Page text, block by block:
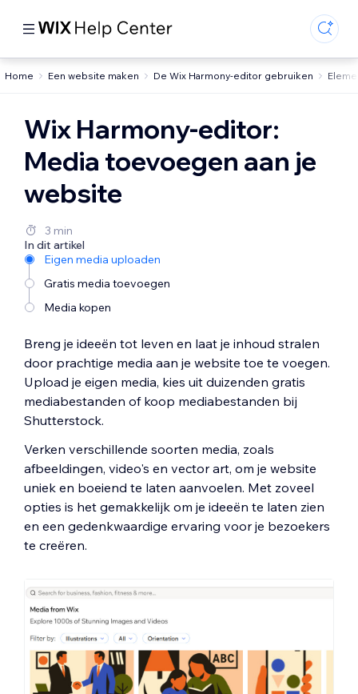
Home Een website maken De Wix Harmony-editor gebruiken
Wix Harmony-editor:
Media toevoegen aan je
website
3 min
In dit artikel
Eigen media uploaden
Gratis media toevoegen
Media kopen
Breng je ideeën tot leven en laat je inhoud stralen
door prachtige media aan je website toe te voegen.
Upload je eigen media, kies uit duizenden gratis
mediabestanden of koop mediabestanden bij
Shutterstock.
Verken verschillende soorten media, zoals
afbeeldingen, video's en vector art, om je website
uniek en boeiend te laten aanvoelen. Met zoveel
opties is het gemakkelijk om je ideeën te laten zien
en een gedenkwaardige ervaring voor je bezoekers
te creëren.